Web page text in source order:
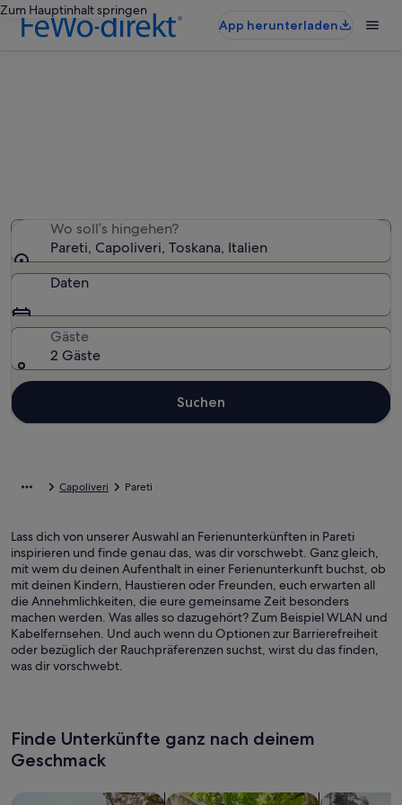
Zum Hauptinhalt springen
App herunterladen
Wo soll’s hingehen?
Pareti, Capoliveri, Toskana, Italien
Daten
Gäste
2 Gäste
Suchen
Capoliveri Pareti
Lass dich von unserer Auswahl an Ferienunterkünften in Pareti
inspirieren und finde genau das, was dir vorschwebt. Ganz gleich,
mit wem du deinen Aufenthalt in einer Ferienunterkunft buchst, ob
mit deinen Kindern, Haustieren oder Freunden, euch erwarten all
die Annehmlichkeiten, die eure gemeinsame Zeit besonders
machen werden. Was alles so dazugehört? Zum Beispiel WLAN und
Kabelfernsehen. Und auch wenn du Optionen zur Barrierefreiheit
oder bezüglich der Rauchpräferenzen suchst, wirst du das finden,
was dir vorschwebt.
Finde Unterkünfte ganz nach deinem
Geschmack
Suche nach FerienhäusernSuche nach Ferienwohnungen oder
Suche nach